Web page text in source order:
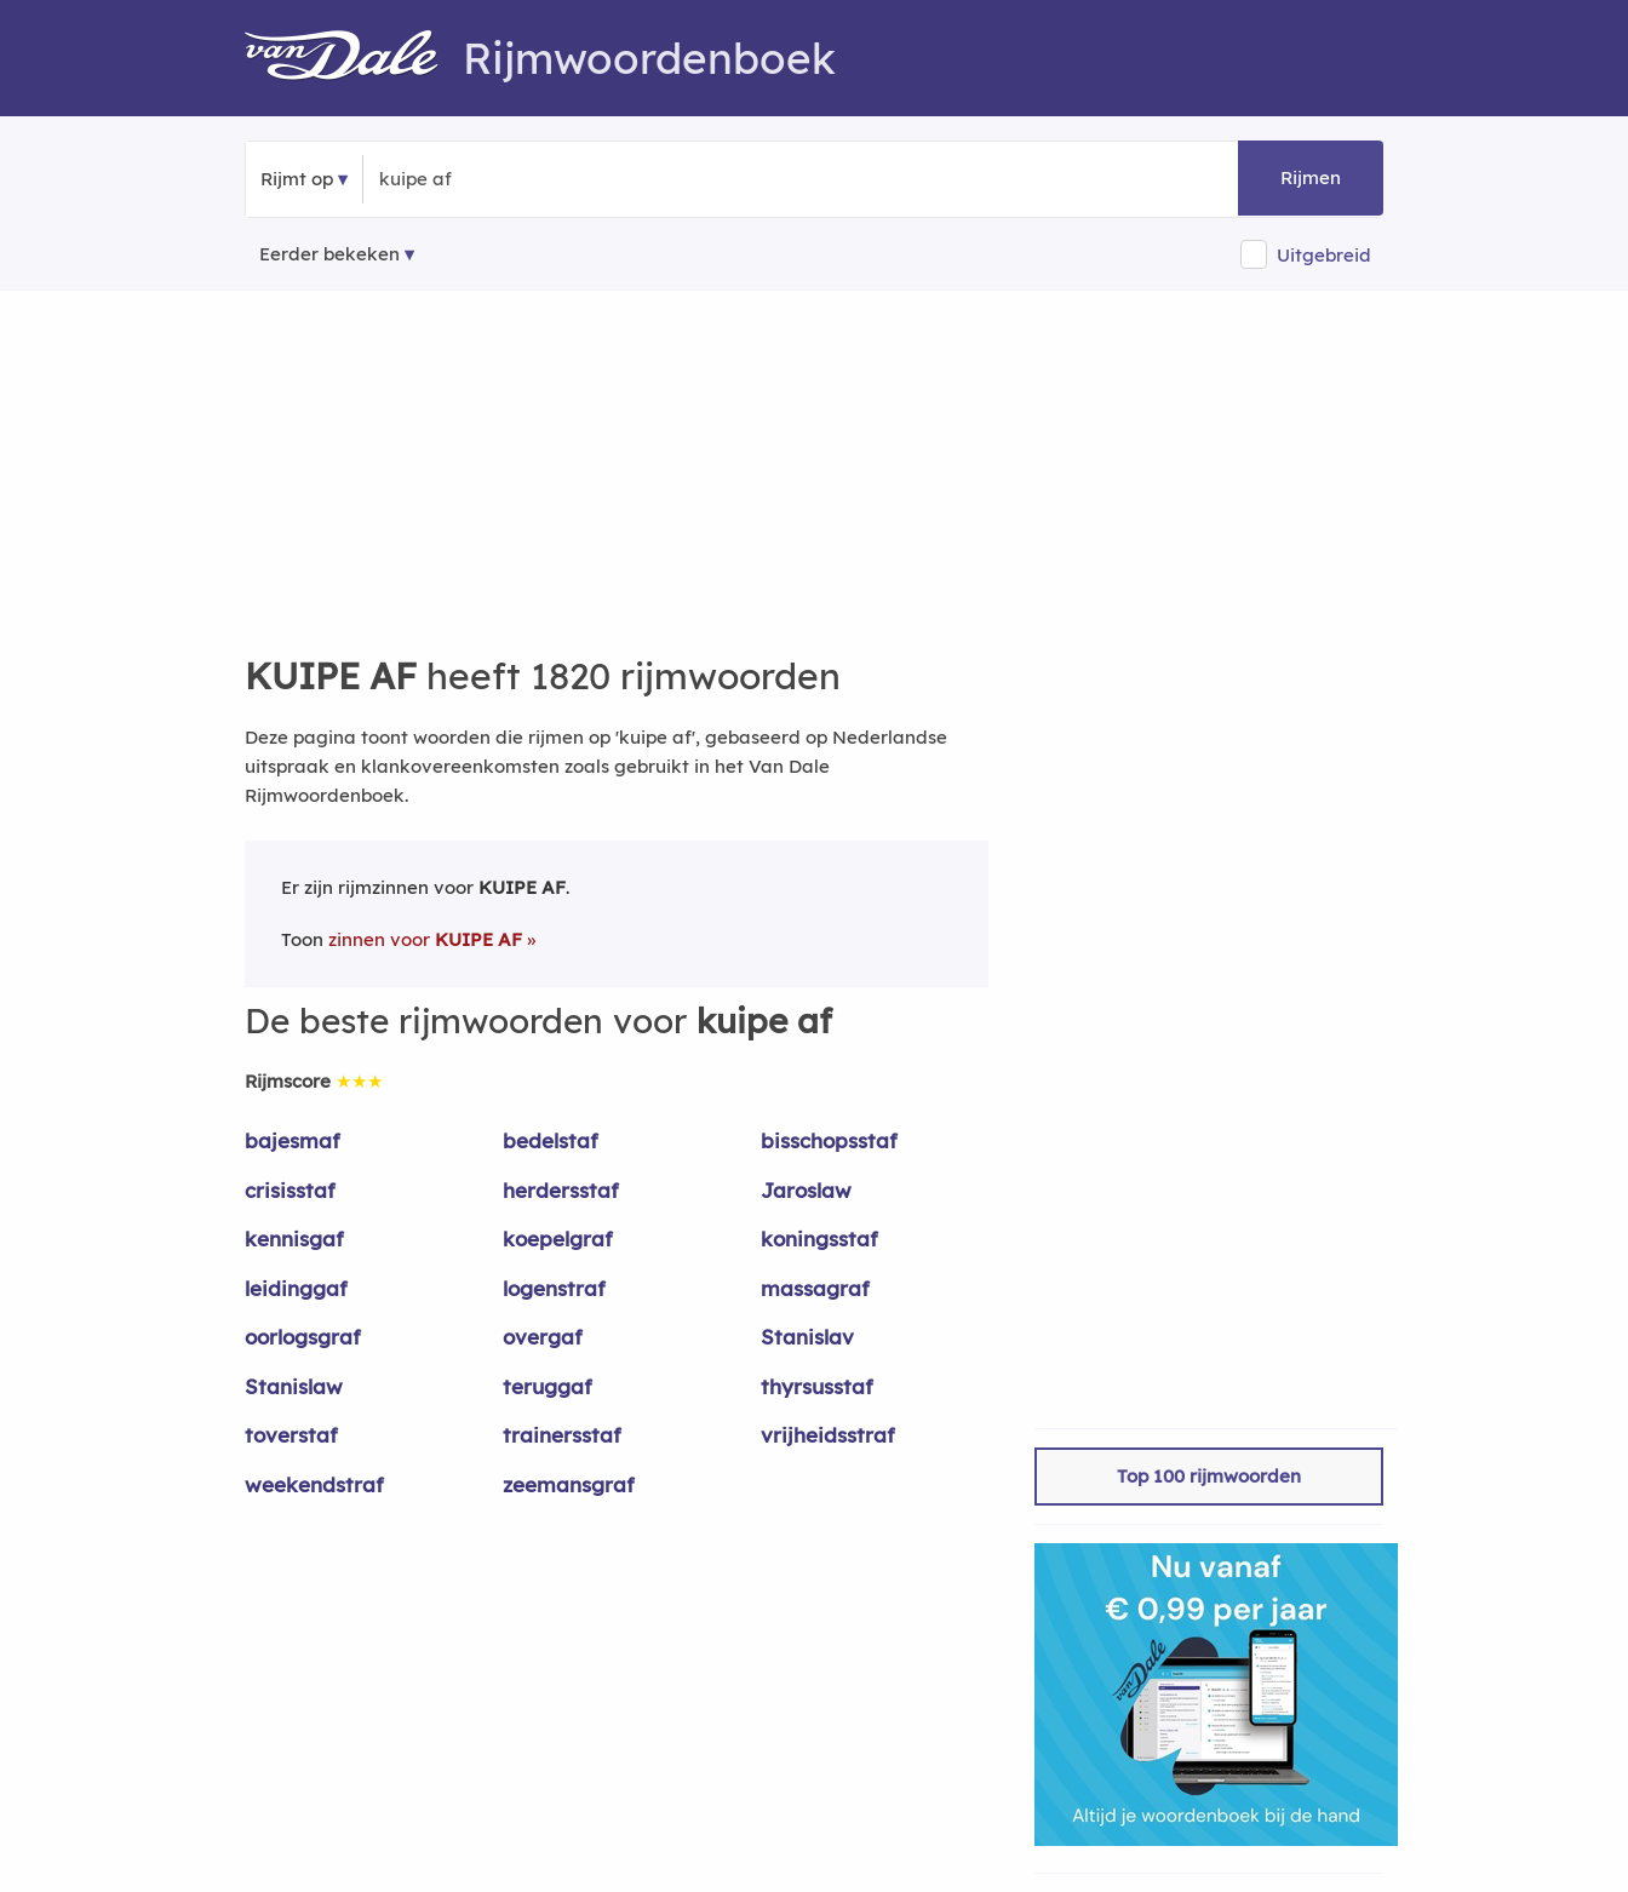
Rijmwoordenboek
Rijmt op Rijmen
Eerder bekeken Uitgebreid
KUIPE AF heeft 1820 rijmwoorden
Deze pagina toont woorden die rijmen op 'kuipe af', gebaseerd op Nederlandse
uitspraak en klankovereenkomsten zoals gebruikt in het Van Dale
Rijmwoordenboek.
Er zijn rijmzinnen voor KUIPE AF.
Toon zinnen voor KUIPE AF
De beste rijmwoorden voor kuipe af
Rijmscore ★★★
bajesmaf bedelstaf
bisschopsstaf
crisisstaf
herdersstaf
Jaroslaw
kennisgaf
koepelgraf
koningsstaf
leidinggaf
logenstraf
massagraf
oorlogsgraf
overgaf
Stanislav
Stanislaw
teruggaf
thyrsusstaf
toverstaf
trainersstaf
vrijheidsstraf
weekendstraf
zeemansgraf Top 100 rijmwoorden